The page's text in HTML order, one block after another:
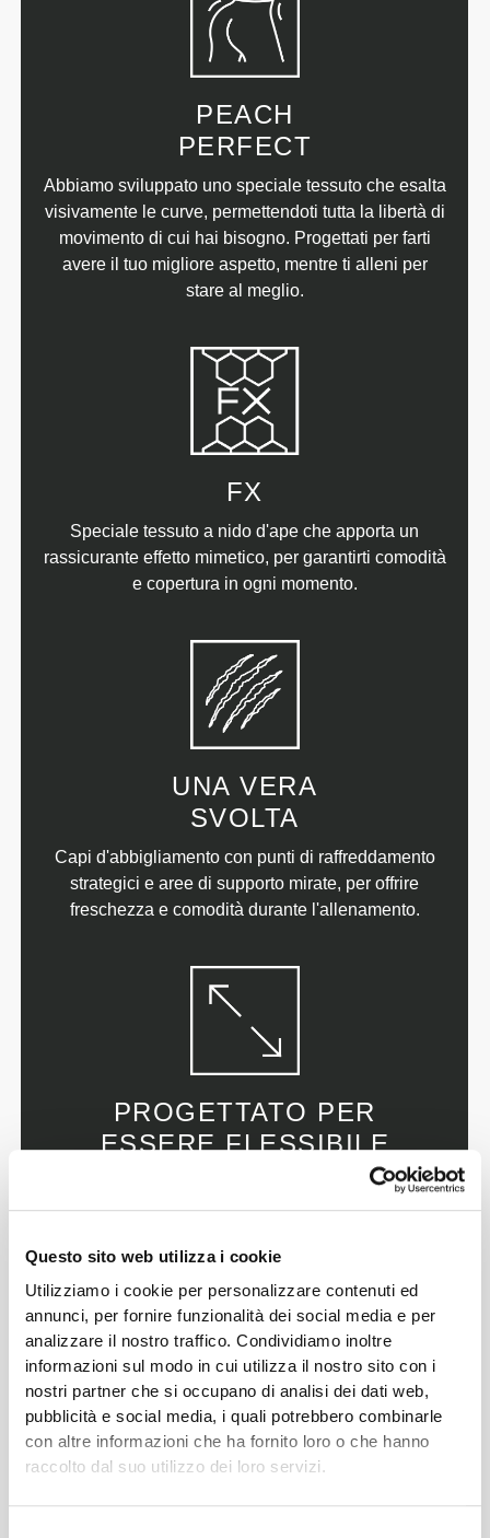
Questo sito web utilizza i cookie
Utilizziamo i cookie per personalizzare contenuti ed
annunci, per fornire funzionalità dei social media e per
analizzare il nostro traffico. Condividiamo inoltre
informazioni sul modo in cui utilizza il nostro sito con i
nostri partner che si occupano di analisi dei dati web,
pubblicità e social media, i quali potrebbero combinarle
con altre informazioni che ha fornito loro o che hanno
raccolto dal suo utilizzo dei loro servizi.
PEACH
PERFECT
Abbiamo sviluppato uno speciale tessuto che esalta
visivamente le curve, permettendoti tutta la libertà di
movimento di cui hai bisogno. Progettati per farti
avere il tuo migliore aspetto, mentre ti alleni per
stare al meglio.
FX
Speciale tessuto a nido d'ape che apporta un
rassicurante effetto mimetico, per garantirti comodità
e copertura in ogni momento.
UNA VERA
SVOLTA
Capi d'abbigliamento con punti di raffreddamento
strategici e aree di supporto mirate, per offrire
freschezza e comodità durante l'allenamento.
PROGETTATO PER
ESSERE FLESSIBILE
Fabbricazione elastica bidirezionale sviluppata in
laboratorio, creata per assecondare improvvise
QUELLI
GIUSTI
Progettati con una vita sufficientemente alta da